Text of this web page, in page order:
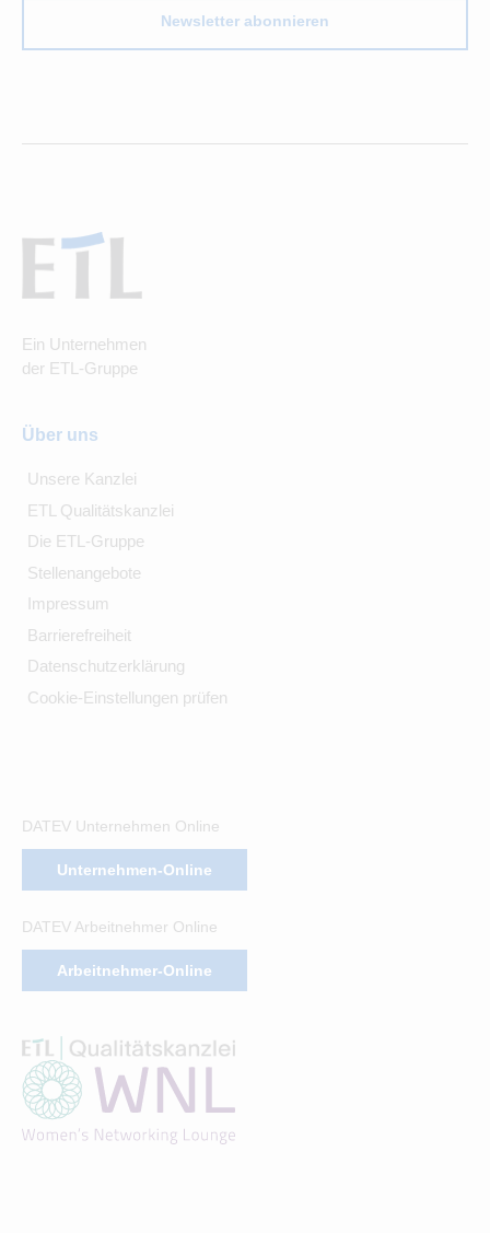
Newsletter abonnieren
Ein Unternehmen
der ETL-Gruppe
Über uns
Unsere Kanzlei
ETL Qualitätskanzlei
Die ETL-Gruppe
Stellenangebote
Impressum
Barrierefreiheit
Datenschutzerklärung
Cookie-Einstellungen prüfen
DATEV Unternehmen Online
Unternehmen-Online
DATEV Arbeitnehmer Online
Arbeitnehmer-Online